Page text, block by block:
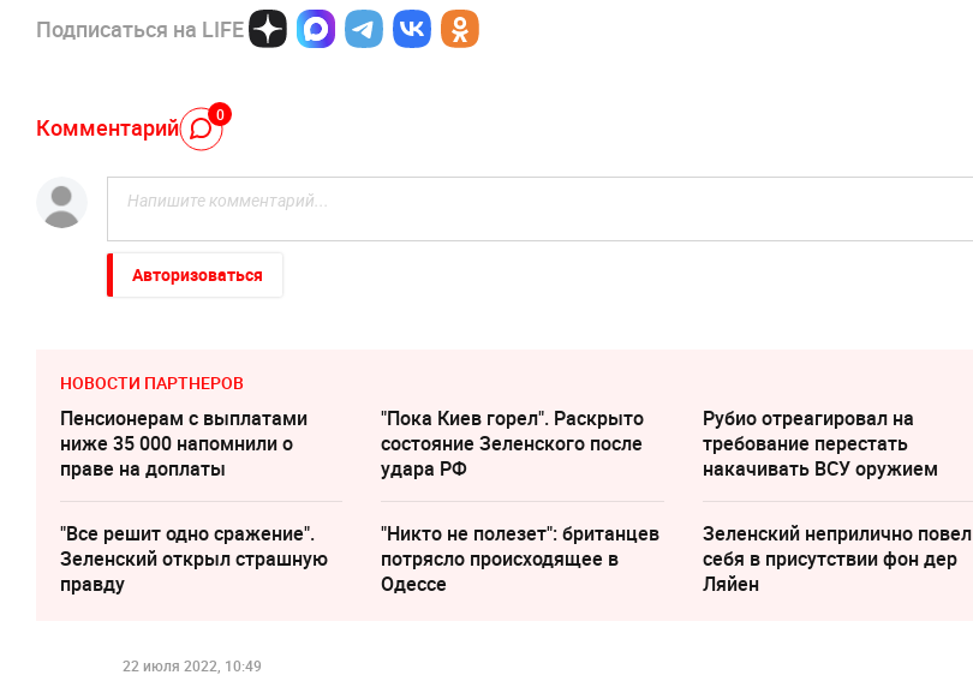
Подписаться на LIFE
Комментарий 0
Авторизоваться
НОВОСТИ ПАРТНЕРОВ
Пенсионерам с выплатами
ниже 35 000 напомнили о
праве на доплаты
"Пока Киев горел". Раскрыто
состояние Зеленского после
удара РФ
Рубио отреагировал на
требование перестать
накачивать ВСУ оружием
"Все решит одно сражение".
Зеленский открыл страшную
правду
"Никто не полезет": британцев
потрясло происходящее в
Одессе
Зеленский неприлично повел
cебя в присутствии фон дер
Ляйен
22 июля 2022, 10:49